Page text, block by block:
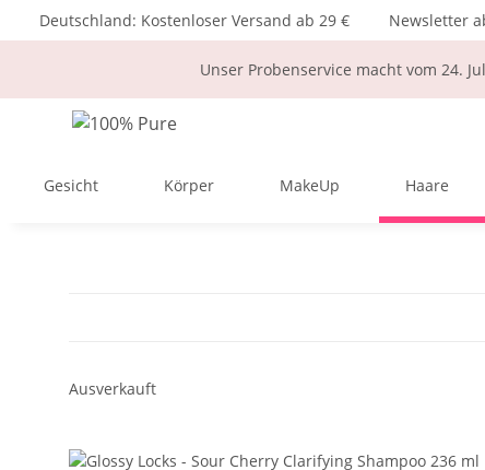
Deutschland: Kostenloser Versand ab 29 € Newsletter
Unser Probenservice macht vom 24.
Gesicht Körper MakeUp Haare
Ausverkauft